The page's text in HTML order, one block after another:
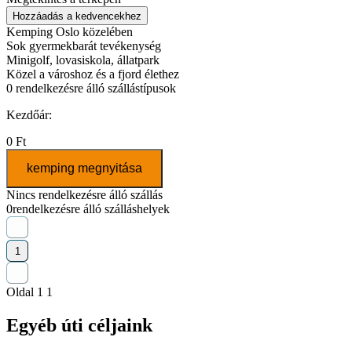
Hozzáadás a kedvencekhez
Kemping Oslo közelében
Sok gyermekbarát tevékenység
Minigolf, lovasiskola, állatpark
Közel a városhoz és a fjord élethez
0 rendelkezésre álló szállástípusok
Kezdőár:
0 Ft
kemping megnyitása
Nincs rendelkezésre álló szállás
0rendelkezésre álló szálláshelyek
1
Oldal 1 1
Egyéb úti céljaink